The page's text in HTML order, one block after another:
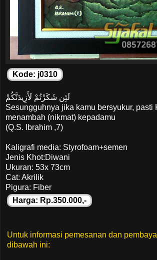
Kode: j0310
لَئِن شَكَرْتُمْ لَأَزِيدَنَّكُمْ
Sesungguhnya jika kamu bersyukur, pasti
menambah (nikmat) kepadamu
(Q.S. Ibrahim ,7)
Kaligrafi media: Styrofoam+semen
Jenis Khot:Diwani
Ukuran: 53x 73cm
Cat: Akrilik
Pigura: Fiber
Harga: Rp.350.000,-
Untuk informasi pemesanan dan
dibawah ini: